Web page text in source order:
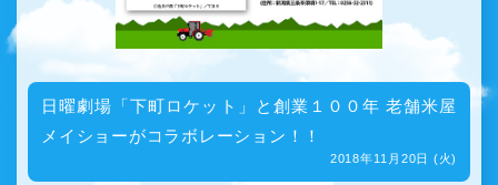
日曜劇場「下町ロケット」と創業１００年 老舗米屋
メイショーがコラボレーション！！
2018年11月20日 (火)